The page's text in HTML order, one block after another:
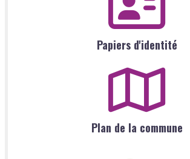
Papiers d'identité
Plan de la commune